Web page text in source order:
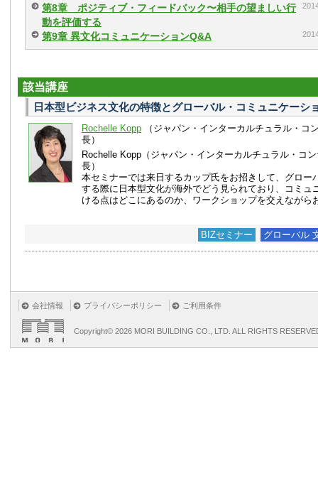
第8章 ポジティブ・フィードバック〜相手の望ましい行
動を評価する
第9章 異文化コミュニケーションQ&A
該当講座
日本型ビジネス文化の特徴とグローバル・コミュニケーシ
Rochelle Kopp （ジャパン・インターカルチュラル・
長）
Rochelle Kopp（ジャパン・インターカルチュラル・コ
長）
本セミナーでは来日するカップ氏をお招きして、グロー
する際に日本型文化が海外でどう見られており、コミュ
ける点はどこにあるのか、ワークショップを交えながら
BIZセミナー グローバル
会社情報 プライバシーポリシー ご利用条件
Copyright© 2026 MORI BUILDING CO., LTD. ALL RIGHTS